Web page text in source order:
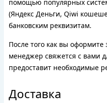
помощью популярных
(Яндекс Деньги, Qiwi
банковским реквизитам.
После того как вы оформите
менеджер свяжется с вами
предоставит необходимые
Доставка